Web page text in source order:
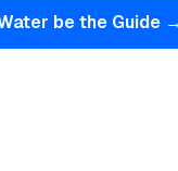
be the Guide →